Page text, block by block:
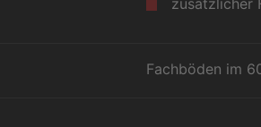
zusätzlicher
Fachböden im